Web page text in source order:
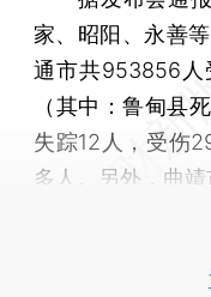
家、昭阳、永善
通市共953856人
（其中：鲁甸县
失踪12人，受伤
多人。另外，曲